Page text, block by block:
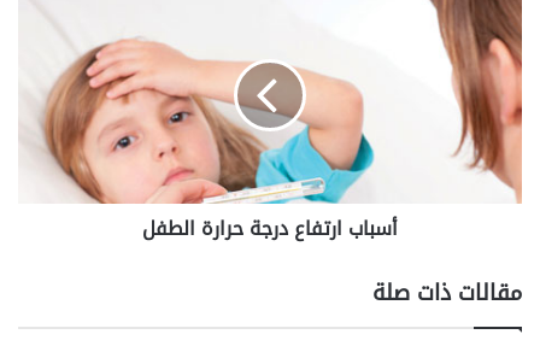
ا
ن
ج
و
س
ب
ا
ب
ا
ف
ر
ج
أسباب ارتفاع درجة حرارة الطفل
مقالات ذات صلة